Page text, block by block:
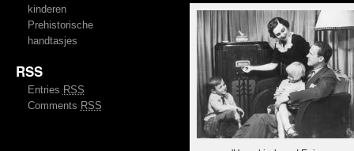
kinderen
Prehistorische
handtasjes
RSS
Entries RSS
Comments RSS